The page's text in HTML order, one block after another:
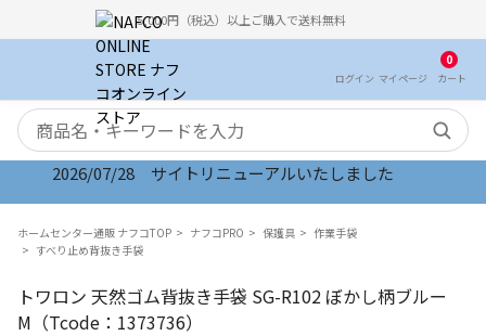
5,000円（税込）以上ご購入で送料無料
ログイン マイ ページ
0
カート
検索キーワード
2026/07/28 サイトリニューアルいたしました
ホームセンター通販 ナフコTOP ナフコPRO 保護具
作業手袋
すべり止め背抜き手袋
トワロン 天然ゴム背抜き手袋 SG-R102 ぼかし柄ブルー
M（Tcode：1373736）